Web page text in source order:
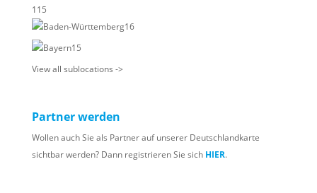
115
Baden-Württemberg16
Bayern15
View all sublocations ->
Partner werden
Wollen auch Sie als Partner auf unserer Deutschlandkarte
sichtbar werden? Dann registrieren Sie sich HIER.